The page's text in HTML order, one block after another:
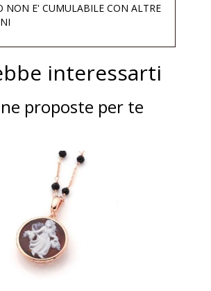
NON E' CUMULABILE CON ALTRE
interessarti
proposte per te